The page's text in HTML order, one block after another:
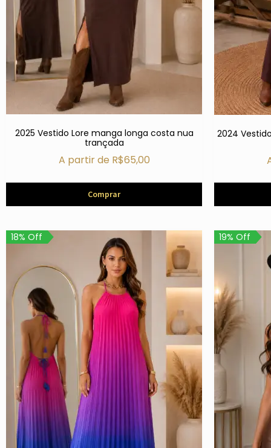
2025 Vestido Lore manga longa costa nua
trançada
A partir de R$65,00
Comprar
2024
18% Off 19% Off